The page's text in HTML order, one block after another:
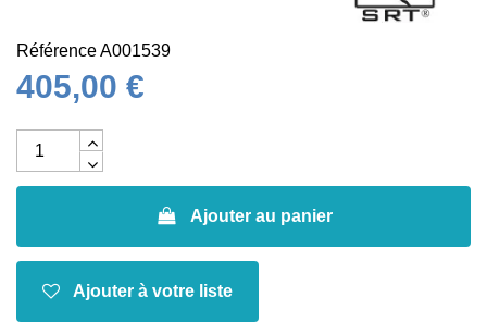
RéférenceA001539
405,00 €
Ajouter au panier